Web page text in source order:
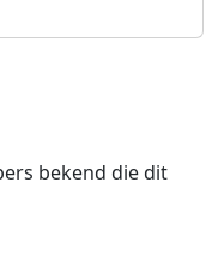
bekend die dit